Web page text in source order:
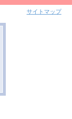
サイトマップ